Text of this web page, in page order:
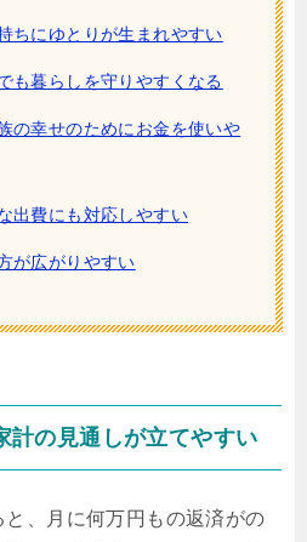
ちにゆとりが生まれやすい
も暮らしを守りやすくなる
の幸せのためにお金を使いや
出費にも対応しやすい
が広がりやすい
計の見通しが立てやすい
、月に何万円もの返済がの